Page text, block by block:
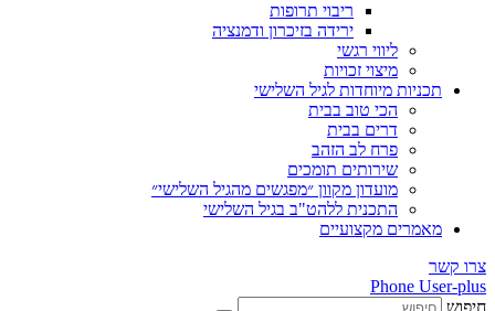
ריבוי תרופות
ירידה בזיכרון ודמנציה
מיצוי זכויות
מיוחדות לגיל השלישי
הכי טוב בבית
דרים בבית
פרח לב הזהב
שירותים תומכים
מועדון מקוון ״מפגשים מהגיל השלישי״
התכנית ללהט"ב בגיל השלישי
מקצועיים
Phone